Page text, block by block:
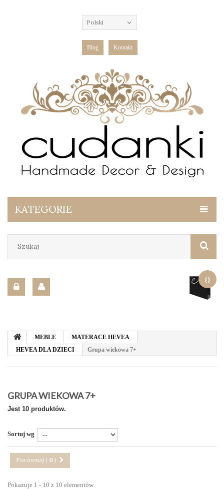
Polski
Blog Kontakt
KATEGORIE
0
MEBLE
MATERACE HEVEA
HEVEA DLA DZIECI
Grupa wiekowa 7+
GRUPA WIEKOWA 7+
Jest 10 produktów.
Sortuj wg
Porównaj ( 0 )
Pokazuje 1 - 10 z 10 elementów